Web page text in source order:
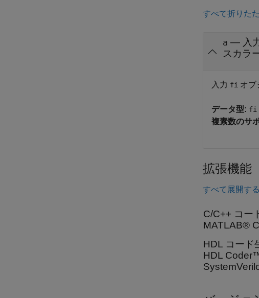
すべて折りた
a — 入
スカラ
入力 fi オブ
データ型: fi
複素数のサ
拡張機能
すべて展開する
C/C++ コー
MATLAB®
HDL コード
HDL